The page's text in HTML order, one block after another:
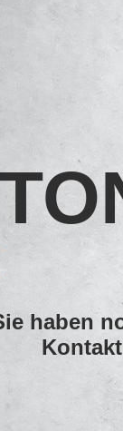
haben